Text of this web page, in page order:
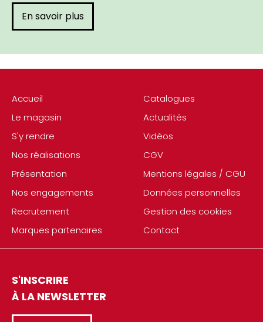
Accueil
Le magasin
S'y rendre
Nos réalisations
Présentation
Nos engagements
Recrutement
Marques partenaires
Catalogues
Actualités
Vidéos
CGV
Mentions légales / CGU
Données personnelles
Gestion des cookies
Contact
S'INSCRIRE
À LA NEWSLETTER
En savoir plus